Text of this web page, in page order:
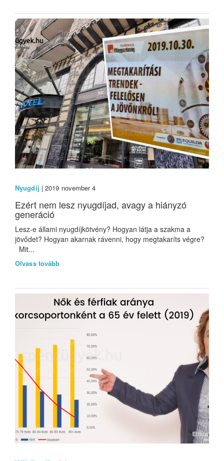
Nyugdíj | 2019 november 4
Ezért nem lesz nyugdíjad, avagy a hiányzó
generáció
Lesz-e állami nyugdíjkötvény? Hogyan látja a szakma a
jövődet? Hogyan akarnak rávenni, hogy megtakaríts végre?
Mit...
Olvass tovább